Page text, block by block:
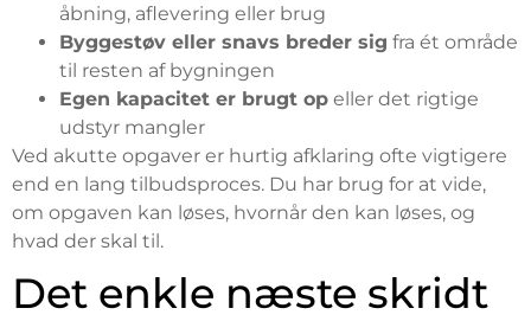
åbning, aflevering eller brug
Byggestøv eller snavs breder sig fra ét område
til resten af bygningen
Egen kapacitet er brugt op eller det rigtige
udstyr mangler
Ved akutte opgaver er hurtig afklaring ofte vigtigere
end en lang tilbudsproces. Du har brug for at vide,
om opgaven kan løses, hvornår den kan løses, og
hvad der skal til.
Det enkle næste skridt